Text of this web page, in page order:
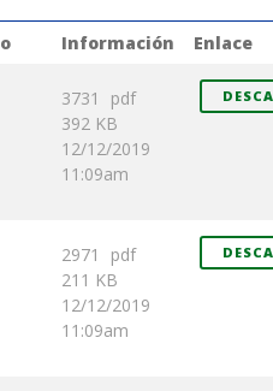
Información Enlace
3731
pdf
392 KB
12/12/2019
11:09am
2971
pdf
211 KB
12/12/2019
11:09am